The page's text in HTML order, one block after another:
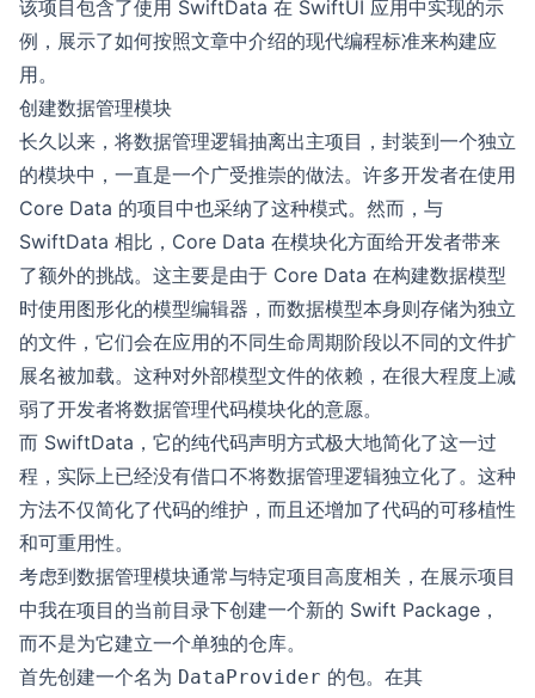
该项目包含了使用 SwiftData 在 SwiftUI 应用中实现的示
例，展示了如何按照文章中介绍的现代编程标准来构建应
用。
创建数据管理模块
长久以来，将数据管理逻辑抽离出主项目，封装到一个独立
的模块中，一直是一个广受推崇的做法。许多开发者在使用
Core Data 的项目中也采纳了这种模式。然而，与
SwiftData 相比，Core Data 在模块化方面给开发者带来
了额外的挑战。这主要是由于 Core Data 在构建数据模型
时使用图形化的模型编辑器，而数据模型本身则存储为独立
的文件，它们会在应用的不同生命周期阶段以不同的文件扩
展名被加载。这种对外部模型文件的依赖，在很大程度上减
弱了开发者将数据管理代码模块化的意愿。
而 SwiftData，它的纯代码声明方式极大地简化了这一过
程，实际上已经没有借口不将数据管理逻辑独立化了。这种
方法不仅简化了代码的维护，而且还增加了代码的可移植性
和可重用性。
考虑到数据管理模块通常与特定项目高度相关，在展示项目
中我在项目的当前目录下创建一个新的 Swift Package，
而不是为它建立一个单独的仓库。
首先创建一个名为 DataProvider 的包。在其